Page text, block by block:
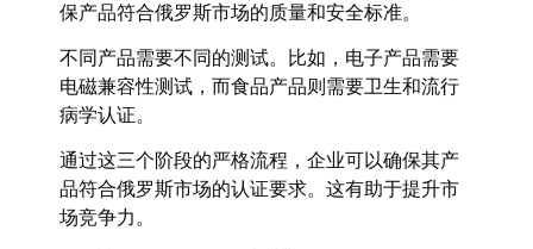
保产品符合俄罗斯市场的质量和安全标准。
不同产品需要不同的测试。比如，电子产品需要
电磁兼容性测试，而食品产品则需要卫生和流行
病学认证。
通过这三个阶段的严格流程，企业可以确保其产
品符合俄罗斯市场的认证要求。这有助于提升市
场竞争力。